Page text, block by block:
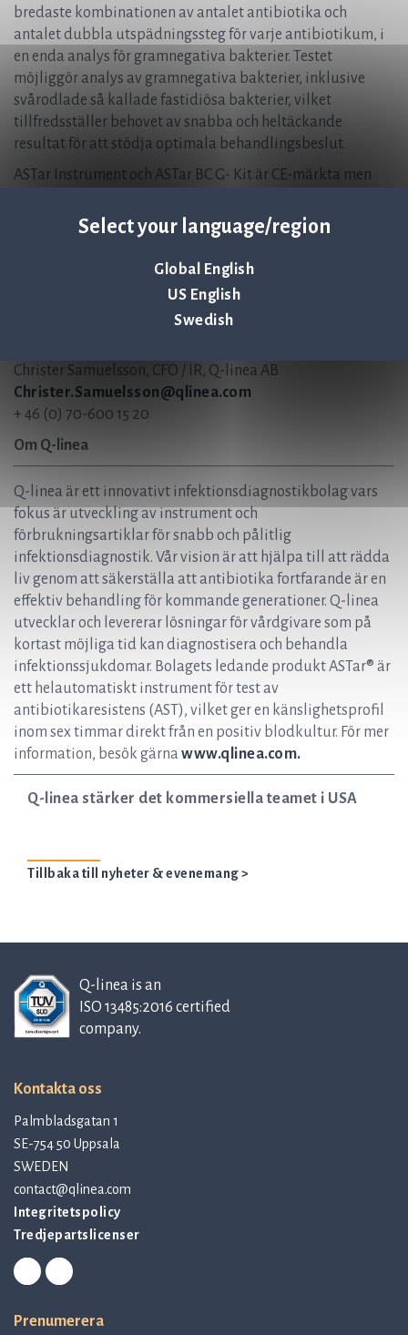
Select your language/region
Global English
US English
Swedish
bredaste kombinationen av antalet antibiotika och
antalet dubbla utspädningssteg för varje antibiotikum, i
en enda analys för gramnegativa bakterier. Testet
möjliggör analys av gramnegativa bakterier, inklusive
svårodlade så kallade fastidiösa bakterier, vilket
tillfredsställer behovet av snabba och heltäckande
resultat för att stödja optimala behandlingsbeslut.
ASTar Instrument och ASTar BC G- Kit är CE-märkta men
försäljning i USA.
Jonas Jarvius, CEO, Q-linea AB
Jonas.Jarvius@qlinea.com
Christer Samuelsson, CFO / IR, Q-linea AB
Christer.Samuelsson@qlinea.com
+ 46 (0) 70-600 15 20
Om Q-linea
Q-linea är ett innovativt infektionsdiagnostikbolag vars
fokus är utveckling av instrument och
förbrukningsartiklar för snabb och pålitlig
infektionsdiagnostik. Vår vision är att hjälpa till att rädda
liv genom att säkerställa att antibiotika fortfarande är en
effektiv behandling för kommande generationer. Q-linea
utvecklar och levererar lösningar för vårdgivare som på
kortast möjliga tid kan diagnostisera och behandla
infektionssjukdomar. Bolagets ledande produkt ASTar® är
ett helautomatiskt instrument för test av
antibiotikaresistens (AST), vilket ger en känslighetsprofil
inom sex timmar direkt från en positiv blodkultur. För mer
information, besök gärna www.qlinea.com.
Q-linea stärker det kommersiella teamet i USA
Tillbaka till nyheter & evenemang >
Q-linea is an
ISO 13485:2016 certified
company.
Kontakta oss
Palmbladsgatan 1
SE-754 50 Uppsala
SWEDEN
contact@qlinea.com
Integritetspolicy
Tredjepartslicenser
Prenumerera